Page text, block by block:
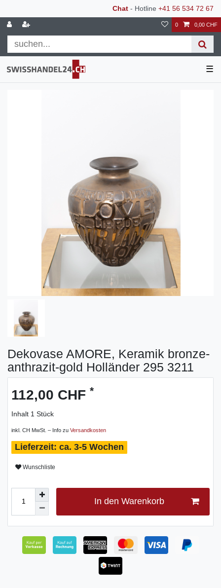
Chat - Hotline +41 56 534 72 67
0 0,00 CHF
☰
Dekovase AMORE, Keramik bronze-
anthrazit-gold Holländer 295 3211
112,00 CHF *
Inhalt 1 Stück
inkl. CH MwSt. – Info zu Versandkosten
ca. 3-5 Wochen
Wunschliste
In den Warenkorb